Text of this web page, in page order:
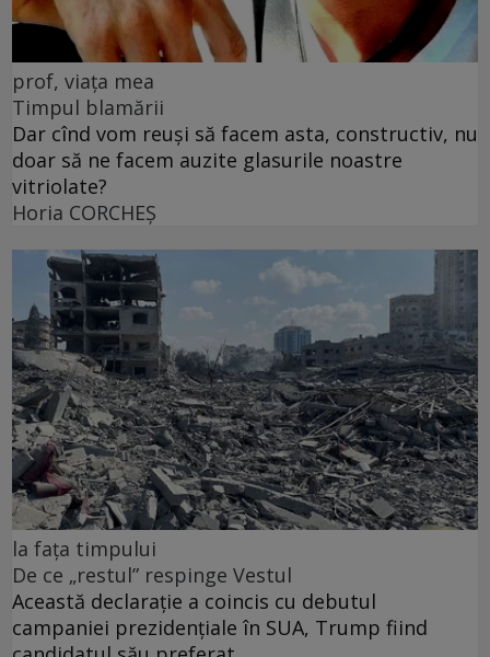
prof, viața mea
Timpul blamării
Dar cînd vom reuși să facem asta, constructiv, nu
doar să ne facem auzite glasurile noastre
vitriolate?
Horia CORCHEŞ
la fața timpului
De ce „restul” respinge Vestul
Această declarație a coincis cu debutul
campaniei prezidențiale în SUA, Trump fiind